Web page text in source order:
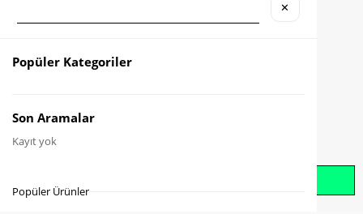
Gelince Haber Ver
✕
Popüler Kategoriler
Son Aramalar
Kayıt yok
Popüler Ürünler